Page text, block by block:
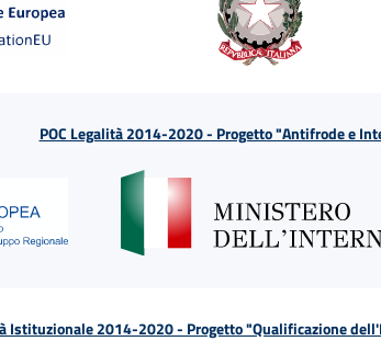
POC Legalità 2014-2020 - Progetto "Antifrode e
Istituzionale 2014-2020 - Progetto "Qualificazione